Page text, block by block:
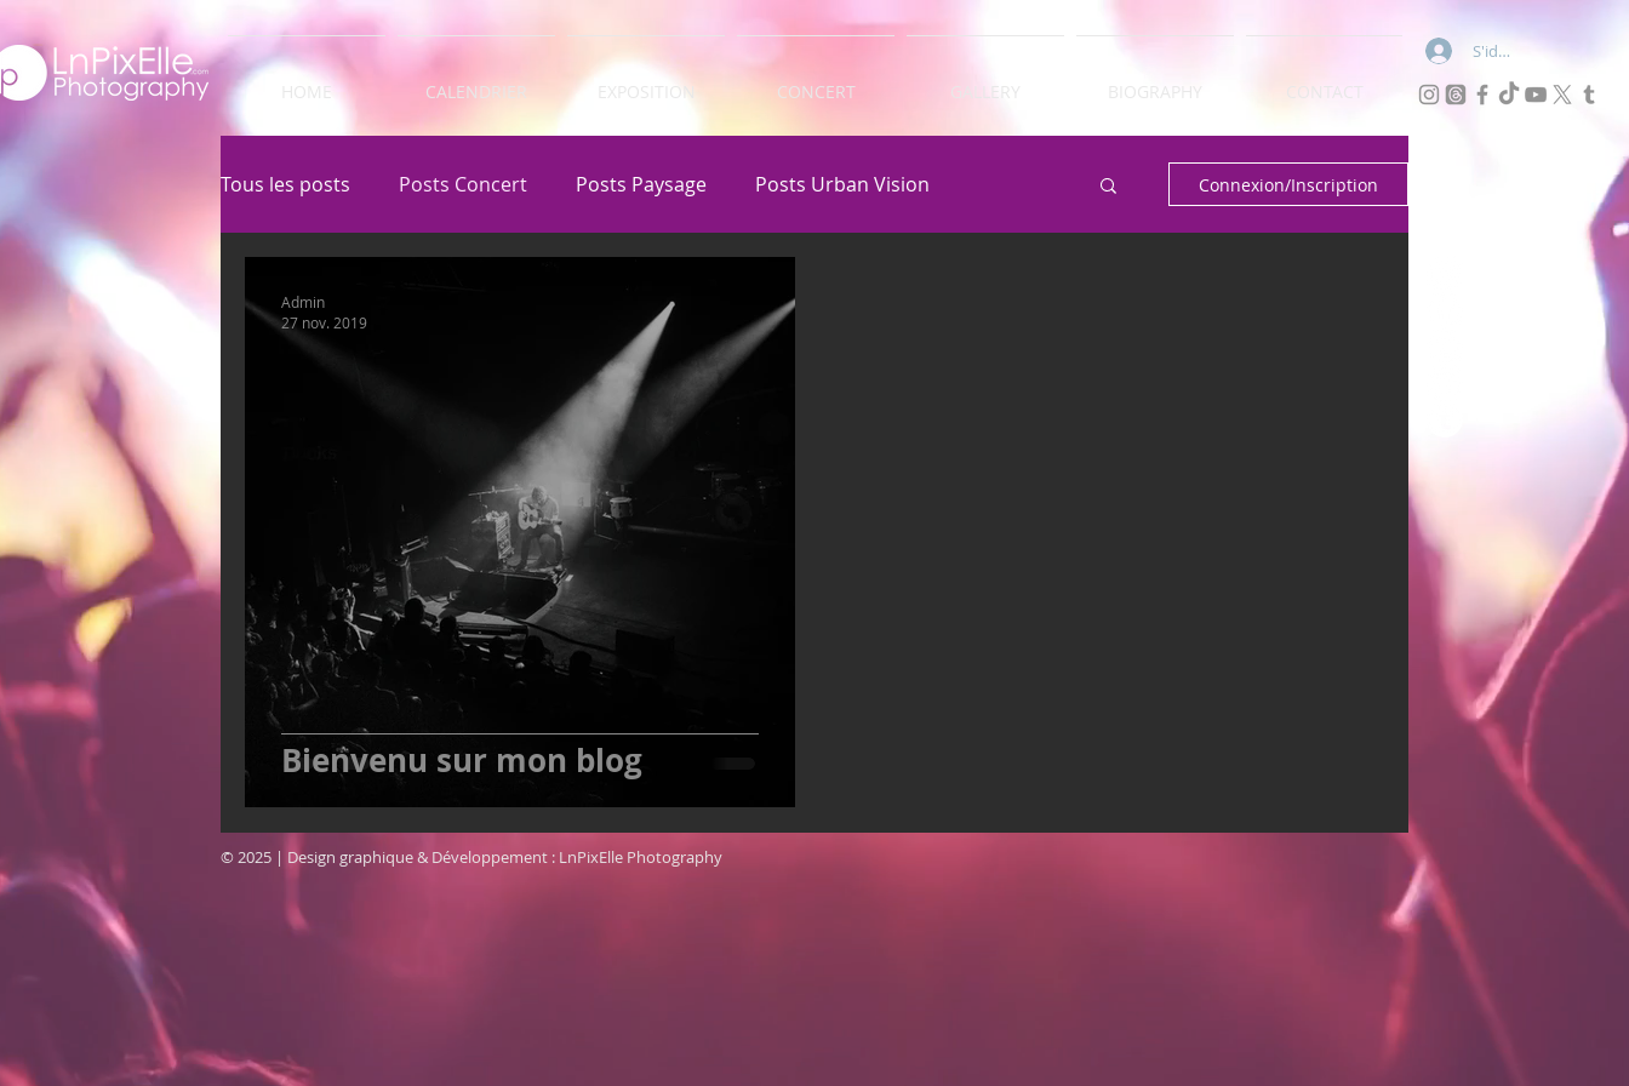
HOME CALENDRIER CONCERT
S'identifier
Tous les posts Posts Concert Posts Paysage Posts Urban Vision Connexion/Inscription
Bienvenu sur mon blog
Admin
27 nov. 2019
© 2025 | Design graphique & Développement : LnPixElle Photography